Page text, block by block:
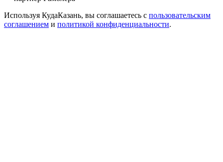
Используя КудаКазань, вы соглашаетесь с пользовательским
соглашением и политикой конфиденциальности.